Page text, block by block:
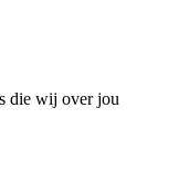
die wij over jou